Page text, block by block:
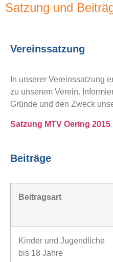
Satzung und
Vereinssatzung
In unserer Vereinssatzung
zu unserem Verein.
Gründe und den Zweck
Satzung MTV Oering 2015
Beiträge
Beitragsart
Kinder und Jugendliche
bis 18 Jahre